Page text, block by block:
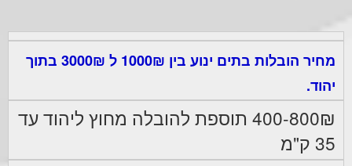
מחיר הובלות בתים ינוע בין 1000₪ ל 3000₪ בתוך
יהוד.
400-800₪ תוספת להובלה מחוץ ליהוד עד
35 ק"מ